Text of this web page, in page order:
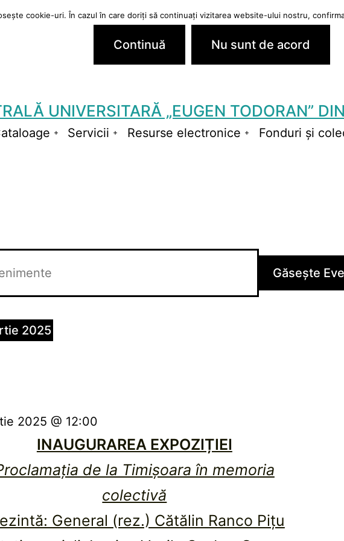
UNIVERSITARĂ „EUGEN TODORAN”
Deschide
Servicii
Deschide
Resurse electronice
Deschide
Fonduri și
Găsește
2025
INAUGURAREA EXPOZIȚIEI
de la Timișoara în memoria
colectivă
General (rez.) Cătălin Ranco Piţu
2025 @ 12:00
cookie-uri. În cazul în care doriți să continuați vizitarea website-ului nostru,
Continuă Nu sunt de acord